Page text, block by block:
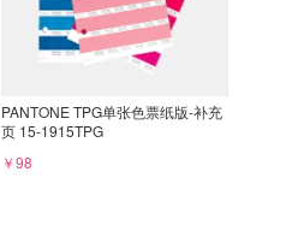
PANTONE TPG单张色票纸版-补充
页 15-1915TPG
￥98